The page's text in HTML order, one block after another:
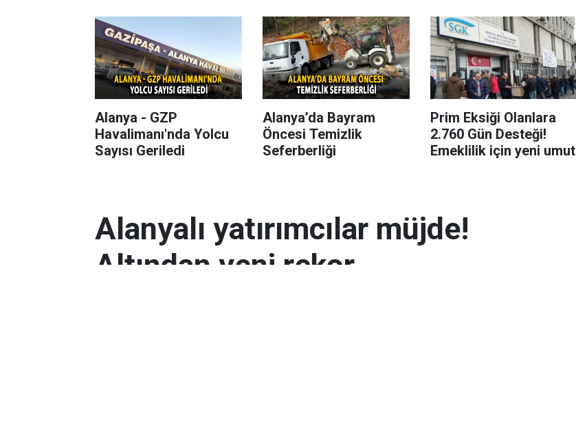
Alanya - GZP
Havalimanı'nda Yolcu
Sayısı Geriledi
Alanya’da Bayram
Öncesi Temizlik
Seferberliği
Prim Eksiği Olanlara
2.760 Gün Desteği!
Emeklilik için yeni umut
Alanyalı yatırımcılar müjde!
Altından yeni rekor